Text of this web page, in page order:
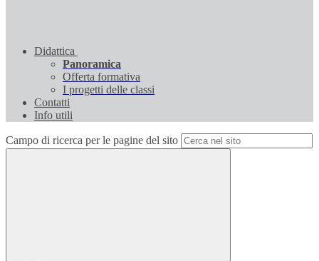
Didattica
Panoramica
Offerta formativa
I progetti delle classi
Contatti
Info utili
Campo di ricerca per le pagine del sito